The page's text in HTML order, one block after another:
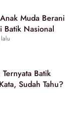
Muda Berani
Batik Nasional
Batik
Sudah Tahu?